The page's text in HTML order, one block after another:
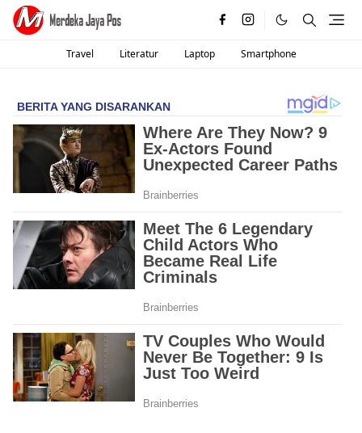
Travel Literatur Laptop Smartphone